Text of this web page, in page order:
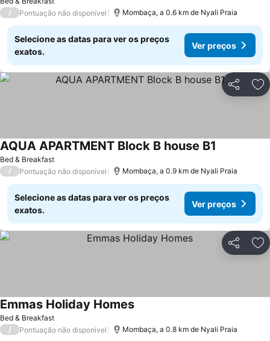
/
Pontuação não disponível Mombaça, a 0.6 km de Nyali Praia
Selecione as datas para ver os preços
exatos.
Ver preços
Partilhar
Bed & Breakfast
AQUA APARTMENT Block B house B1
/ Pontuação não disponível Mombaça, a 0.9 km de Nyali Praia
Selecione as datas para ver os preços
exatos.
Ver preços
Partilhar
Bed & Breakfast
Emmas Holiday Homes
/ Pontuação não disponível Mombaça, a 0.8 km de Nyali Praia